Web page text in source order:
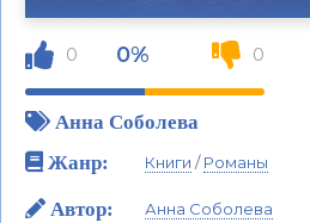
0 0% 0
Анна Соболева
Жанр:
Книги /Романы
Автор: Анна Соболева